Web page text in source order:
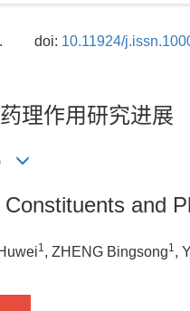
doi: 10.11924/
理作用研究进展
and
1 , ZHENG Bingsong1 ,